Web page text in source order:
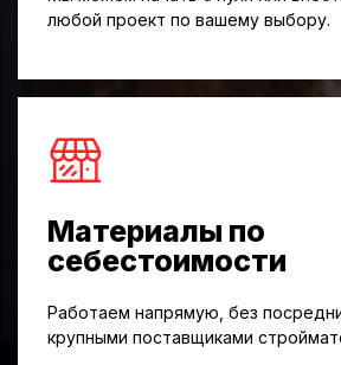
любой проект по вашему выбору.
Материалы по
себестоимости
Работаем напрямую, без
крупными поставщиками